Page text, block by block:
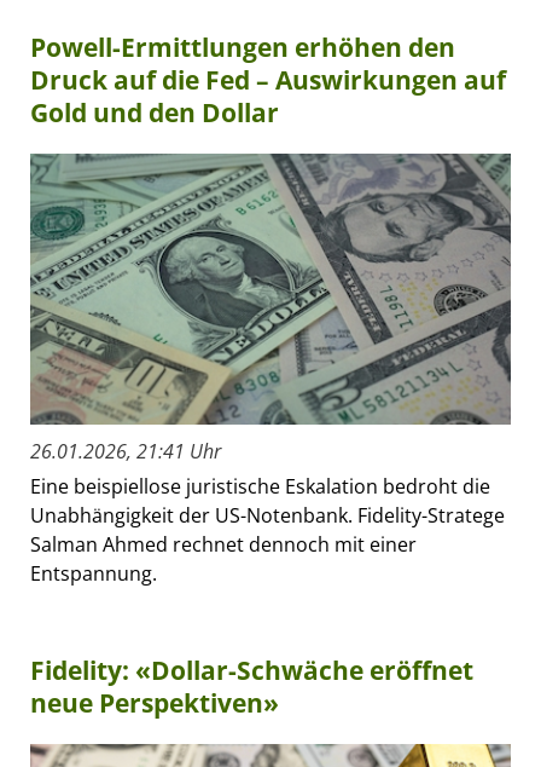
Powell-Ermittlungen erhöhen den
Druck auf die Fed – Auswirkungen auf
Gold und den Dollar
26.01.2026, 21:41 Uhr
Eine beispiellose juristische Eskalation bedroht die
Unabhängigkeit der US-Notenbank. Fidelity-Stratege
Salman Ahmed rechnet dennoch mit einer
Entspannung.
Fidelity: «Dollar-Schwäche eröffnet
neue Perspektiven»